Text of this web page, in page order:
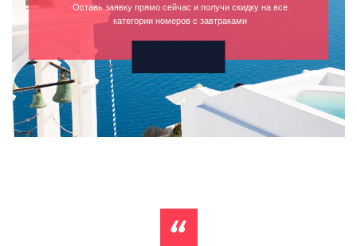
Оставь заявку прямо сейчас и получи скидку на все
категории номеров с завтраками